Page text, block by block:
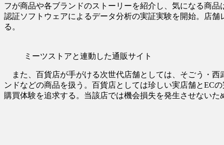
フが商品や各ブランドのストーリーを紹介し、気になる商
認証ソフトウェアによるデータ分析の実証実験を開始。店
る。
ミーツストアと連動した通販サイト
また、百貨店が手がける次世代店舗としては、そごう・西
ンドなどの商品を扱う。百貨店としては珍しい実店舗とEC
購買体験を追求する。当該店では機会損失を発生させない